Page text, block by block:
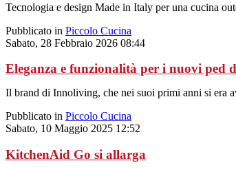
Tecnologia e design Made in Italy per una cucina
Pubblicato in Piccolo Cucina
Sabato, 28 Febbraio 2026 08:44
Eleganza e funzionalità per i nuovi ped
Il brand di Innoliving, che nei suoi primi anni si era
Pubblicato in Piccolo Cucina
Sabato, 10 Maggio 2025 12:52
KitchenAid Go si allarga